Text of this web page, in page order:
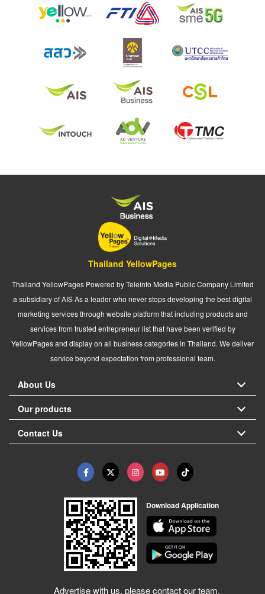
Thailand YellowPages
Thailand YellowPages Powered by Teleinfo Media Public Company Limited
a subsidiary of AIS As a leader who never stops developing the best digital
marketing services through website platform that including products and
services from trusted entrepreneur list that have been verified by
YellowPages and display on all business categories in Thailand. We deliver
service beyond expectation from professional team.
About Us
Our products
Contact Us
Download Application
Advertise with us, please contact our team.